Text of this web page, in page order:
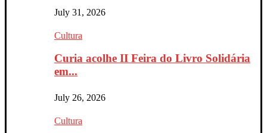
July 31, 2026
Cultura
Curia acolhe II Feira do Livro Solidária
em...
July 26, 2026
Cultura